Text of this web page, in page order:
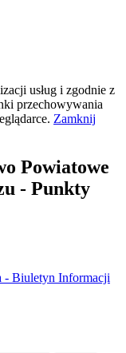
usług i zgodnie z
przechowywania
Zamknij
Powiatowe
- Punkty
- Biuletyn Informacji